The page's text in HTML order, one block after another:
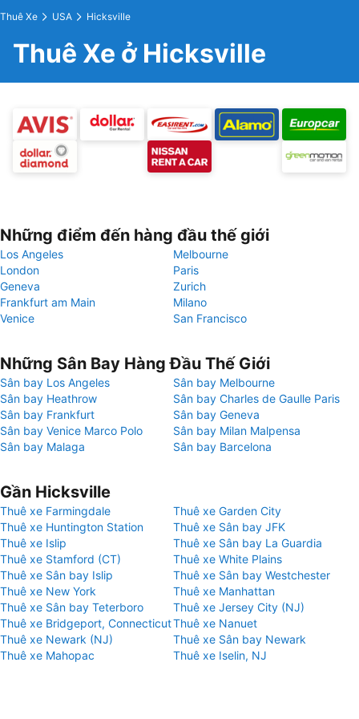
Thuê Xe USA Hicksville
Thuê Xe ở Hicksville
Những điểm đến hàng đầu thế giới
Los Angeles
Melbourne
London
Paris
Geneva
Zurich
Frankfurt am Main
Milano
Venice
San Francisco
Những Sân Bay Hàng Đầu Thế Giới
Sân bay Los Angeles
Sân bay Melbourne
Sân bay Heathrow
Sân bay Charles de Gaulle Paris
Sân bay Frankfurt
Sân bay Geneva
Sân bay Venice Marco Polo
Sân bay Milan Malpensa
Sân bay Malaga
Sân bay Barcelona
Gần Hicksville
Thuê xe Farmingdale
Thuê xe Garden City
Thuê xe Huntington Station
Thuê xe Sân bay JFK
Thuê xe Islip
Thuê xe Sân bay La Guardia
Thuê xe Stamford (CT)
Thuê xe White Plains
Thuê xe Sân bay Islip
Thuê xe Sân bay Westchester
Thuê xe New York
Thuê xe Manhattan
Thuê xe Sân bay Teterboro
Thuê xe Jersey City (NJ)
Thuê xe Bridgeport, ConnecticutThuê xe Nanuet
Thuê xe Newark (NJ)
Thuê xe Sân bay Newark
Thuê xe Mahopac
Thuê xe Iselin, NJ